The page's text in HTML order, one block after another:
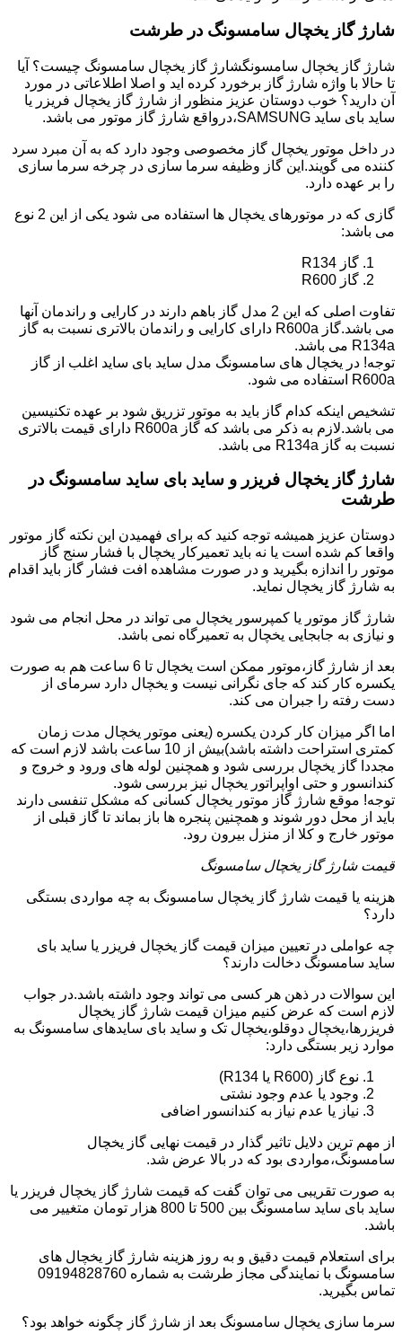
شارژ گاز یخچال سامسونگ در طرشت
شارژ گاز یخچال سامسونگشارژ گاز یخچال سامسونگ چیست؟ آیا
تا حالا با واژه شارژ گاز برخورد کرده اید و اصلا اطلاعاتی در مورد
آن دارید؟ خوب دوستان عزیز منظور از شارژ گاز یخچال فریزر یا
ساید بای ساید SAMSUNG،درواقع شارژ گاز موتور می باشد.
در داخل موتور یخچال گاز مخصوصی وجود دارد که به آن مبرد سرد
کننده می گویند.این گاز وظیفه سرما سازی در چرخه سرما سازی
را بر عهده دارد.
گازی که در موتورهای یخچال ها استفاده می شود یکی از این 2 نوع
می باشد:
گاز R134
گاز R600
تفاوت اصلی که این 2 مدل گاز باهم دارند در کارایی و راندمان آنها
می باشد.گاز R600a دارای کارایی و راندمان بالاتری نسبت به گاز
R134a می باشد.
توجه! در یخچال های سامسونگ مدل ساید بای ساید اغلب از گاز
R600a استفاده می شود.
تشخیص اینکه کدام گاز باید به موتور تزریق شود بر عهده تکنیسین
می باشد.لازم به ذکر می باشد که گاز R600a دارای قیمت بالاتری
نسبت به گاز R134a می باشد.
شارژ گاز یخچال فریزر و ساید بای ساید سامسونگ در
طرشت
دوستان عزیز همیشه توجه کنید که برای فهمیدن این نکته گاز موتور
واقعا کم شده است یا نه باید تعمیرکار یخچال با فشار سنج گاز
موتور را اندازه بگیرید و در صورت مشاهده افت فشار گاز باید اقدام
به شارژ گاز یخچال نماید.
شارژ گاز موتور یا کمپرسور یخچال می تواند در محل انجام می شود
و نیازی به جابجایی یخچال به تعمیرگاه نمی باشد.
بعد از شارژ گاز،موتور ممکن است یخچال تا 6 ساعت هم به صورت
یکسره کار کند که جای نگرانی نیست و یخچال دارد سرمای از
دست رفته را جبران می کند.
اما اگر میزان کار کردن یکسره (یعنی موتور یخچال مدت زمان
کمتری استراحت داشته باشد)بیش از 10 ساعت باشد لازم است که
مجددا گاز یخچال بررسی شود و همچنین لوله های ورود و خروج و
کندانسور و حتی اواپراتور یخچال نیز بررسی شود.
توجه! موقع شارژ گاز موتور یخچال کسانی که مشکل تنفسی دارند
باید از محل دور شوند و همچنین پنجره ها باز بماند تا گاز قبلی از
موتور خارج و کلا از منزل بیرون رود.
قیمت شارژ گاز یخچال سامسونگ
هزینه یا قیمت شارژ گاز یخچال سامسونگ به چه مواردی بستگی
دارد؟
چه عواملی در تعیین میزان قیمت گاز یخچال فریزر یا ساید بای
ساید سامسونگ دخالت دارند؟
این سوالات در ذهن هر کسی می تواند وجود داشته باشد.در جواب
لازم است که عرض کنیم میزان قیمت شارژ گاز یخچال
فریزرها،یخچال دوقلو،یخچال تک و ساید بای سایدهای سامسونگ به
موارد زیر بستگی دارد:
نوع گاز (R600 یا R134)
وجود یا عدم وجود نشتی
نیاز یا عدم نیاز به کندانسور اضافی
از مهم ترین دلایل تاثیر گذار در قیمت نهایی گاز یخچال
سامسونگ،مواردی بود که در بالا عرض شد.
به صورت تقریبی می توان گفت که قیمت شارژ گاز یخچال فریزر یا
ساید بای ساید سامسونگ بین 500 تا 800 هزار تومان متغییر می
باشد.
برای استعلام قیمت دقیق و به روز هزینه شارژ گاز یخچال های
سامسونگ با نمایندگی مجاز طرشت به شماره 09194828760
تماس بگیرید.
سرما سازی یخچال سامسونگ بعد از شارژ گاز چگونه خواهد بود؟